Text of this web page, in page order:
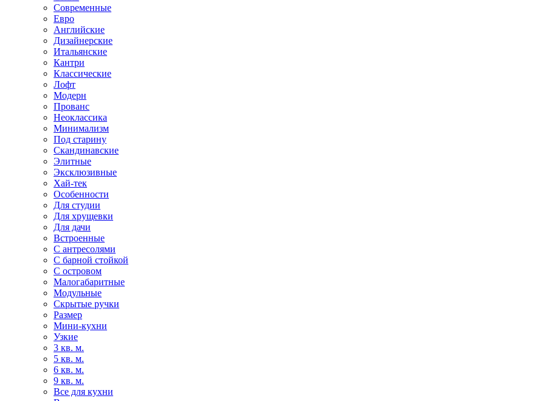
Современные
Евро
Английские
Дизайнерские
Итальянские
Кантри
Классические
Лофт
Модерн
Прованс
Неоклассика
Минимализм
Под старину
Скандинавские
Элитные
Эксклюзивные
Хай-тек
Особенности
Для студии
Для хрущевки
Для дачи
Встроенные
С антресолями
С барной стойкой
С островом
Малогабаритные
Модульные
Скрытые ручки
Размер
Мини-кухни
Узкие
3 кв. м.
5 кв. м.
6 кв. м.
9 кв. м.
Все для кухни